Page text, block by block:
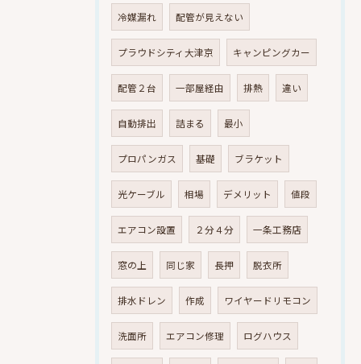
冷媒漏れ 配管が見えない
プラウドシティ大津京 キャンピングカー
配管２台 一部屋経由 排熱 違い
自動排出 詰まる 最小
プロパンガス 基礎 ブラケット
光ケーブル 相場 デメリット 値段
エアコン設置 ２分４分 一条工務店
窓の上 同じ家 長押 脱衣所
排水ドレン 作成 ワイヤードリモコン
洗面所 エアコン修理 ログハウス